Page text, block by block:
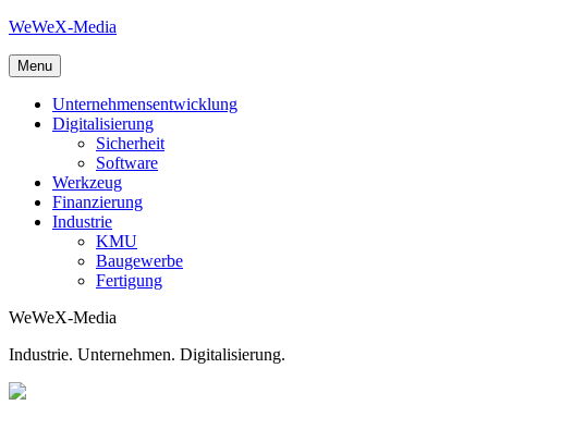
Skip
content
WeWeX-Media
Menu
Unternehmensentwicklung
Digitalisierung
Sicherheit
Software
Werkzeug
Finanzierung
Industrie
KMU
Baugewerbe
Fertigung
WeWeX-Media
Industrie. Unternehmen. Digitalisierung.